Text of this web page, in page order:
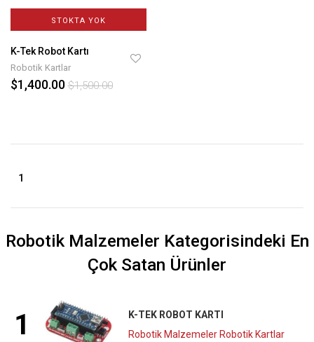
STOKTA YOK
K-Tek Robot Kartı
Robotik Kartlar
$1,400.00$1,500.00
1
Robotik Malzemeler Kategorisindeki En
Çok Satan Ürünler
1
K-TEK ROBOT KARTI
Robotik Malzemeler Robotik Kartlar